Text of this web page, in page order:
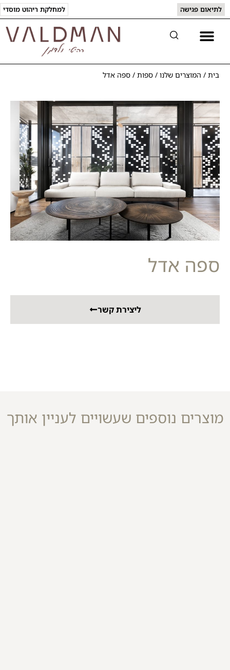
לתיאום פגישה למחלקת ריהוט מוסדי
בית / המוצרים שלנו / ספות / ספה אדל
ספה אדל
ליצירת קשר
מוצרים נוספים שעשויים לעניין אותך